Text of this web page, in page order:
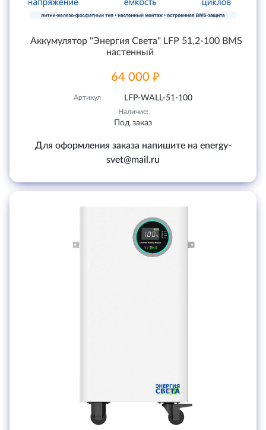
Аккумулятор "Энергия Света" LFP 51,2-100 BMS
настенный
64 000 ₽
Артикул LFP-WALL-51-100
Наличие:
Под заказ
Для оформления заказа напишите на energy-
svet@mail.ru